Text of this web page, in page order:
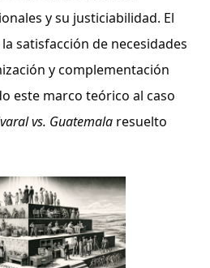
y su justiciabilidad. El
satisfacción de necesidades
y complementación
este marco teórico al caso
vs. Guatemala resuelto